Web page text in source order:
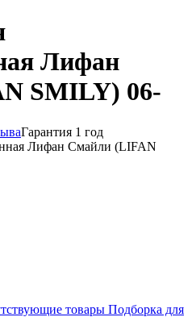
Лифан
SMILY) 06-
Гарантия 1 год
товары Подборка для